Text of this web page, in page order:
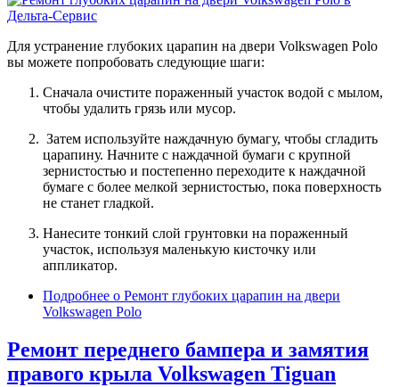
Для устранение глубоких царапин на двери Volkswagen Polo
вы можете попробовать следующие шаги:
Сначала очистите пораженный участок водой с мылом,
чтобы удалить грязь или мусор.
Затем используйте наждачную бумагу, чтобы сгладить
царапину. Начните с наждачной бумаги с крупной
зернистостью и постепенно переходите к наждачной
бумаге с более мелкой зернистостью, пока поверхность
не станет гладкой.
Нанесите тонкий слой грунтовки на пораженный
участок, используя маленькую кисточку или
аппликатор.
Подробнее о Ремонт глубоких царапин на двери
Volkswagen Polo
Ремонт переднего бампера и замятия
правого крыла Volkswagen Tiguan